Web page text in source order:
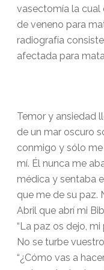
vasectomía la cual
de veneno para
radiografía
afectada para
Temor y ansiedad
de un mar oscuro
conmigo y sólo
mí. Él nunca me
médica y sentaba
que me de su paz.
Abril que abrí mi
“La paz os dejo,
No se turbe
“¿Cómo vas a